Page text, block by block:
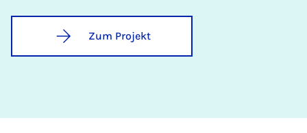
Zum Projekt